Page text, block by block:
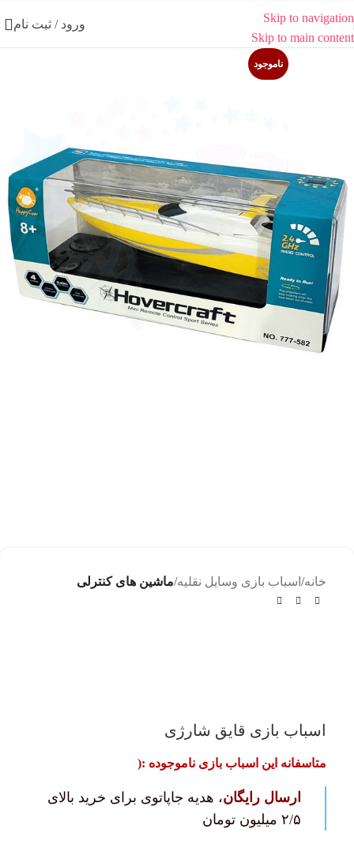
Skip to navigation
Skip to main content
ورود / ثبت نام
ناموجود
خانه اسباب بازی وسایل نقلیه ماشین های کنترلی
اسباب بازی قایق شارژی
متاسفانه این اسباب بازی ناموجوده :(
ارسال رایگان، هدیه جاپاتوی برای خرید بالای
۲/۵ میلیون تومان